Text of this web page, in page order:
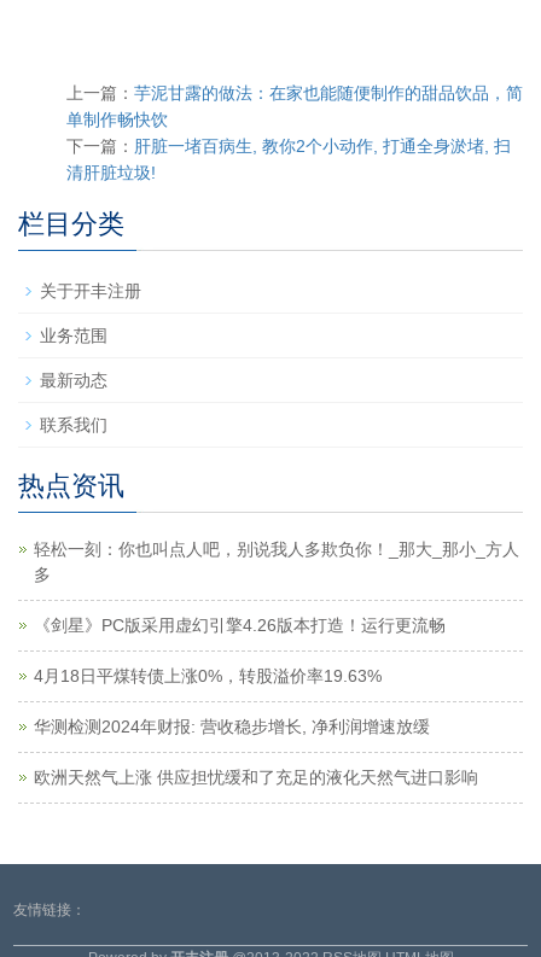
上一篇： 芋泥甘露的做法：在家也能随便制作的甜品饮品，简
单制作畅快饮
下一篇： 肝脏一堵百病生, 教你2个小动作, 打通全身淤堵, 扫
清肝脏垃圾!
栏目分类
关于开丰注册
业务范围
最新动态
联系我们
热点资讯
轻松一刻：你也叫点人吧，别说我人多欺负你！_那大_那小_方人
多
《剑星》PC版采用虚幻引擎4.26版本打造！运行更流畅
4月18日平煤转债上涨0%，转股溢价率19.63%
华测检测2024年财报: 营收稳步增长, 净利润增速放缓
欧洲天然气上涨 供应担忧缓和了充足的液化天然气进口影响
友情链接：